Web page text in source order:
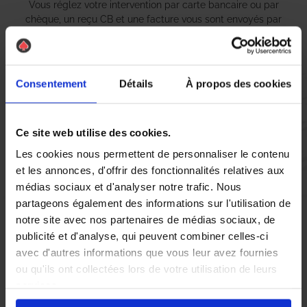
Consentement Détails À propos des cookies
Ce site web utilise des cookies.
Les cookies nous permettent de personnaliser le contenu
et les annonces, d'offrir des fonctionnalités relatives aux
médias sociaux et d'analyser notre trafic. Nous
partageons également des informations sur l'utilisation de
notre site avec nos partenaires de médias sociaux, de
publicité et d'analyse, qui peuvent combiner celles-ci
avec d'autres informations que vous leur avez fournies
ou qu'ils ont collectées lors de votre utilisation de leurs
Vous réglez votre intervention par carte bancaire ou par
chèque, un reçu CB et une facture vous sont envoyés par
Etape 5 :
Vous recevez une demande d’évaluation de votre expérience
avec l’équipe AS DE PIC.
Nous avons pensé à tout